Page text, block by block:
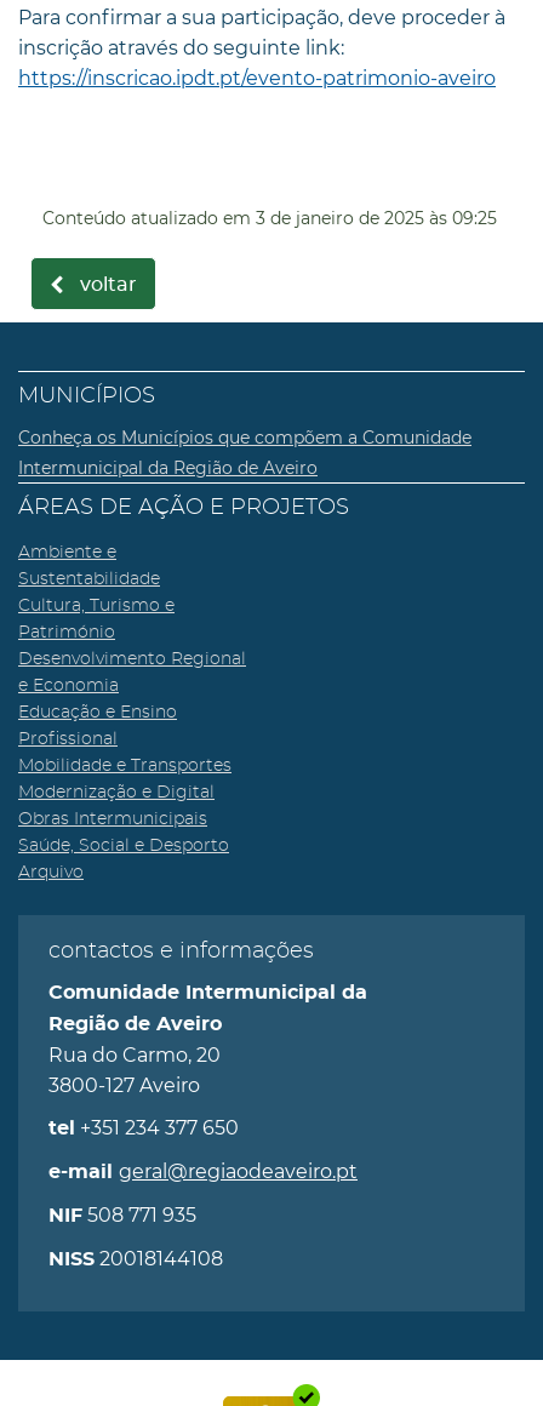
Para confirmar a sua participação, deve proceder à
inscrição através do seguinte link:
https://inscricao.ipdt.pt/evento-patrimonio-aveiro
Conteúdo atualizado em 3 de janeiro de 2025 às 09:25
voltar
MUNICÍPIOS
Conheça os Municípios que compõem a Comunidade
Intermunicipal da Região de Aveiro
ÁREAS DE AÇÃO E PROJETOS
Ambiente e
Sustentabilidade
Cultura, Turismo e
Património
Desenvolvimento Regional
e Economia
Educação e Ensino
Profissional
Mobilidade e Transportes
Modernização e Digital
Obras Intermunicipais
Saúde, Social e Desporto
Arquivo
contactos e informações
Comunidade Intermunicipal da
Região de Aveiro
Rua do Carmo, 20
3800-127 Aveiro
tel +351 234 377 650
e-mail geral@regiaodeaveiro.pt
NIF 508 771 935
NISS 20018144108